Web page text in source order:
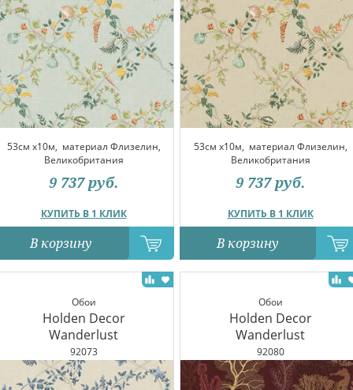
53см x10м, материал Флизелин,
Великобритания
КУПИТЬ В 1 КЛИК
9 737 руб.
В корзину
53см x10м, материал Флизелин,
Великобритания
КУПИТЬ В 1 КЛИК
9 737 руб.
В корзину
Обои
Holden Decor
Wanderlust
92073
Обои
Holden Decor
Wanderlust
92080